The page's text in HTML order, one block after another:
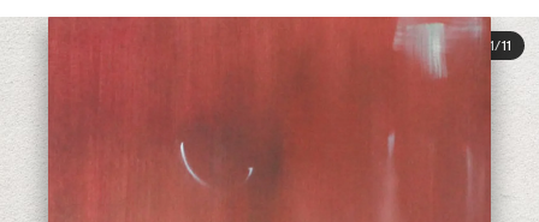
1/11